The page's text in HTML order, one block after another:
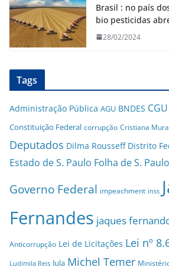
Brasil : no país
bio pesticidas
28/02/2024
Tags
Administração Pública AGU BNDES CGU
Constituição Federal corrupção Cristiana
Deputados Dilma Rousseff Distrito
Estado de S. Paulo Folha de S. Paulo
Governo Federal impeachment inss
Fernandes jaques
Anticorrupção Lei de Licitações Lei nº
Ludimila Reis lula Michel Temer